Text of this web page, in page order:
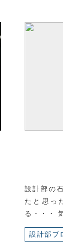
設計部の
たと思っ
る・・・
設計部ブ